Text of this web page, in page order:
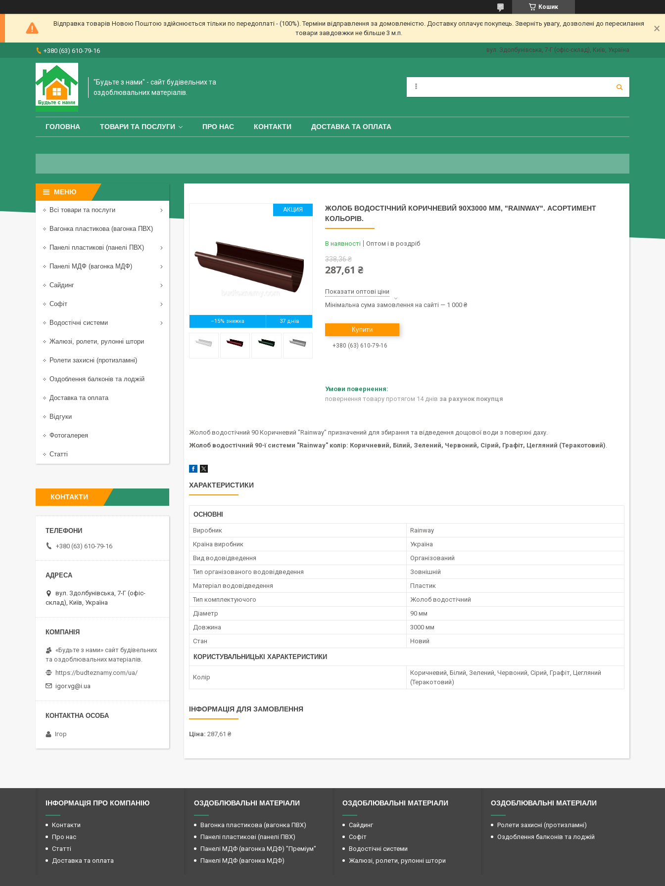
Кошик
Відправка товарів Новою Поштою здійснюється тільки по передоплаті - (100%). Терміни відправлення за домовленістю. Доставку оплачує покупець. Зверніть увагу, дозволені до пересилання
товари завдовжки не більше 3 м.п.
+380 (63) 610-79-16 вул. Здолбунівська, 7-Г (офіс-склад), Київ, Україна
"Будьте з нами" - сайт будівельних та
оздоблювальних матеріалів.
ГОЛОВНА ТОВАРИ ТА ПОСЛУГИ ПРО НАС КОНТАКТИ ДОСТАВКА ТА ОПЛАТА
–15% 37 днів
АКЦИЯ
ЖОЛОБ ВОДОСТІЧНИЙ КОРИЧНЕВИЙ 90Х3000 ММ, "RAINWAY". АСОРТИМЕНТ
КОЛЬОРІВ.
В наявності Оптом і в роздріб
338,36 ₴
287,61 ₴
Показати оптові ціни
Мінімальна сума замовлення на сайті — 1 000 ₴
Купити
+380 (63) 610-79-16
повернення товару протягом 14 днів за рахунок покупця
Жолоб водостічний 90 Коричневий "Rainway" призначений для збирання та відведення дощової води з поверхні даху.
Жолоб водостічний 90-ї системи "Rainway" колір: Коричневий, Білий, Зелений, Червоний, Сірий, Графіт, Цегляний (Теракотовий).
ХАРАКТЕРИСТИКИ
ОСНОВНІ
Виробник
Rainway
Країна виробник
Україна
Вид водовідведення
Організований
Тип організованого водовідведення
Зовнішній
Матеріал водовідведення
Пластик
Тип комплектуючого
Жолоб водостічний
Діаметр
90 мм
Довжина
3000 мм
Стан
Новий
КОРИСТУВАЛЬНИЦЬКІ ХАРАКТЕРИСТИКИ
Колір
Коричневий, Білий, Зелений, Червоний, Сірий, Графіт, Цегляний
(Теракотовий)
ІНФОРМАЦІЯ ДЛЯ ЗАМОВЛЕННЯ
Ціна: 287,61 ₴
Всі товари та послуги
Вагонка пластикова (вагонка ПВХ)
Панелі пластикові (панелі ПВХ)
Панелі МДФ (вагонка МДФ)
Сайдинг
Софіт
Водостічні системи
Жалюзі, ролети, рулонні штори
Ролети захисні (протизламні)
Оздоблення балконів та лоджій
Доставка та оплата
Відгуки
Фотогалерея
Статті
КОНТАКТИ
+380 (63) 610-79-16
вул. Здолбунівська, 7-Г (офіс-
склад), Київ, Україна
«Будьте з нами» сайт будівельних
та оздоблювальних матеріалів.
https://budteznamy.com/ua/
igor.vg@i.ua
Ігор
ІНФОРМАЦІЯ ПРО КОМПАНІЮ
Контакти
Про нас
Статті
Доставка та оплата
ОЗДОБЛЮВАЛЬНІ МАТЕРІАЛИ
Вагонка пластикова (вагонка ПВХ)
Панелі пластикові (панелі ПВХ)
Панелі МДФ (вагонка МДФ) "Преміум"
Панелі МДФ (вагонка МДФ)
ОЗДОБЛЮВАЛЬНІ МАТЕРІАЛИ
Сайдинг
Софіт
Водостічні системи
Жалюзі, ролети, рулонні штори
ОЗДОБЛЮВАЛЬНІ МАТЕРІАЛИ
Ролети захисні (протизламні)
Оздоблення балконів та лоджій